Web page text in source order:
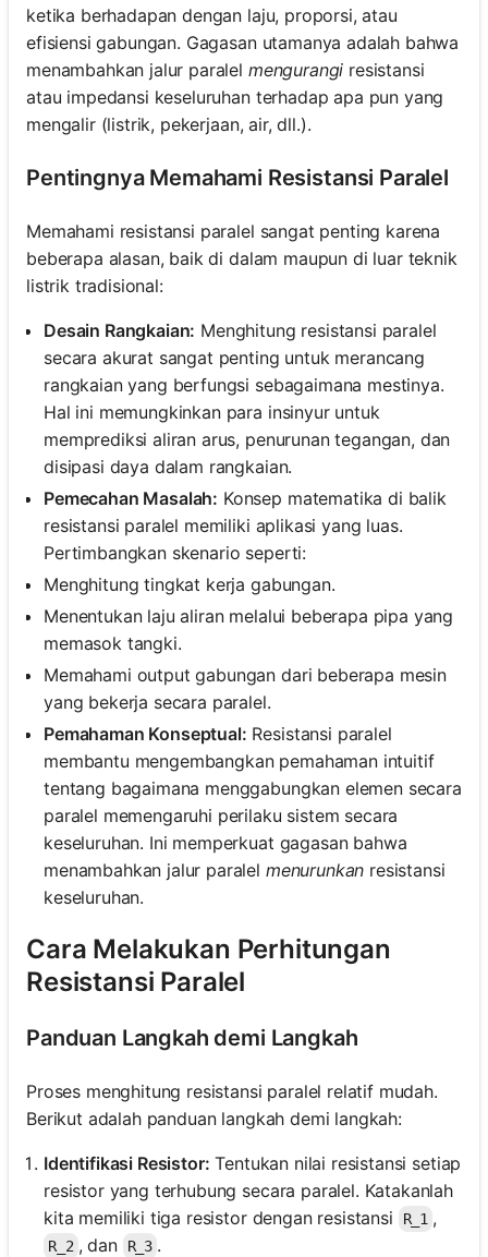
ketika berhadapan dengan laju, proporsi, atau
efisiensi gabungan. Gagasan utamanya adalah bahwa
menambahkan jalur paralel mengurangi resistansi
atau impedansi keseluruhan terhadap apa pun yang
mengalir (listrik, pekerjaan, air, dll.).
Pentingnya Memahami Resistansi Paralel
Memahami resistansi paralel sangat penting karena
beberapa alasan, baik di dalam maupun di luar teknik
listrik tradisional:
Desain Rangkaian: Menghitung resistansi paralel
secara akurat sangat penting untuk merancang
rangkaian yang berfungsi sebagaimana mestinya.
Hal ini memungkinkan para insinyur untuk
memprediksi aliran arus, penurunan tegangan, dan
disipasi daya dalam rangkaian.
Pemecahan Masalah: Konsep matematika di balik
resistansi paralel memiliki aplikasi yang luas.
Pertimbangkan skenario seperti:
Menghitung tingkat kerja gabungan.
Menentukan laju aliran melalui beberapa pipa yang
memasok tangki.
Memahami output gabungan dari beberapa mesin
yang bekerja secara paralel.
Pemahaman Konseptual: Resistansi paralel
membantu mengembangkan pemahaman intuitif
tentang bagaimana menggabungkan elemen secara
paralel memengaruhi perilaku sistem secara
keseluruhan. Ini memperkuat gagasan bahwa
menambahkan jalur paralel menurunkan resistansi
keseluruhan.
Cara Melakukan Perhitungan
Resistansi Paralel
Panduan Langkah demi Langkah
Proses menghitung resistansi paralel relatif mudah.
Berikut adalah panduan langkah demi langkah:
Identifikasi Resistor: Tentukan nilai resistansi setiap
resistor yang terhubung secara paralel. Katakanlah
kita memiliki tiga resistor dengan resistansi
R_1 ,
R_2 , dan R_3 .